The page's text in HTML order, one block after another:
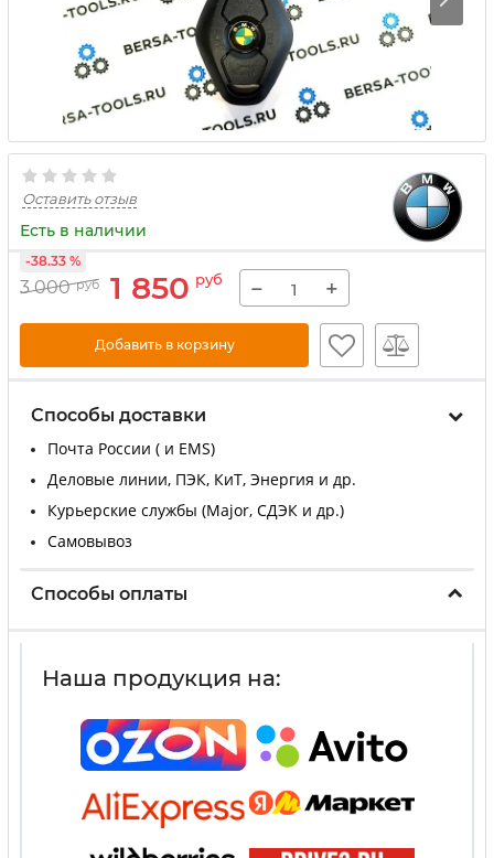
Оставить отзыв
Есть в наличии
3 000 руб 1 850 руб
-38.33 %
− +
Добавить в корзину
Способы доставки
Почта России ( и EMS)
Деловые линии, ПЭК, КиТ, Энергия и др.
Курьерские службы (Major, СДЭК и др.)
Самовывоз
Способы оплаты
Наша продукция на: